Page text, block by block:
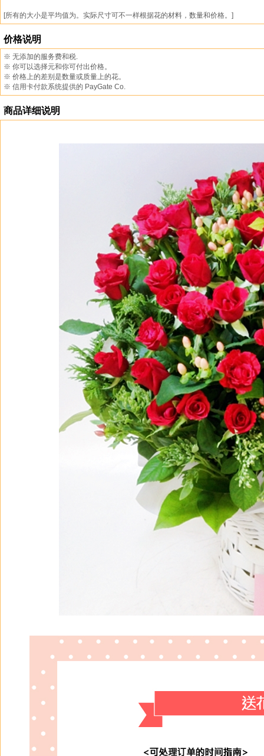
[所有的大小是平均值为。实际尺寸可不一样根据花的材料，数量和价格。]
价格说明
※ 无添加的服务费和税.
※ 你可以选择元和你可付出价格。
※ 价格上的差别是数量或质量上的花。
※ 信用卡付款系统提供的 PayGate Co.
商品详细说明